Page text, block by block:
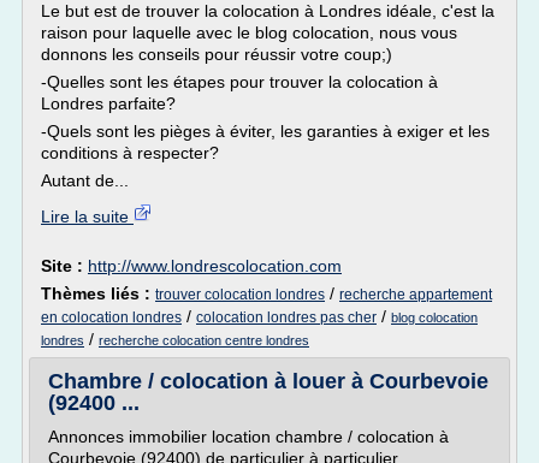
Le but est de trouver la colocation à Londres idéale, c'est la
raison pour laquelle avec le blog colocation, nous vous
donnons les conseils pour réussir votre coup;)
-Quelles sont les étapes pour trouver la colocation à
Londres parfaite?
-Quels sont les pièges à éviter, les garanties à exiger et les
conditions à respecter?
Autant de...
Lire la suite
Site : http://www.londrescolocation.com
Thèmes liés : trouver colocation londres / recherche appartement
en colocation londres / colocation londres pas cher / blog colocation
londres / recherche colocation centre londres
Chambre / colocation à louer à Courbevoie
(92400 ...
Annonces immobilier location chambre / colocation à
Courbevoie (92400) de particulier à particulier